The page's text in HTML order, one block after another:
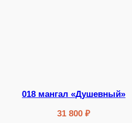
018 мангал «Душевный»
31 800₽